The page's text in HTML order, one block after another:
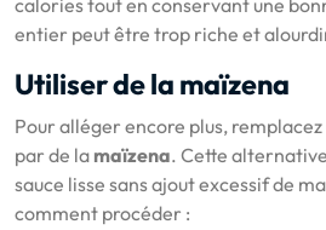
entier peut être trop riche et
Utiliser de la maïzena
Pour alléger encore plus,
par de la maïzena. Cette
sauce lisse sans ajout excessif de
comment procéder :